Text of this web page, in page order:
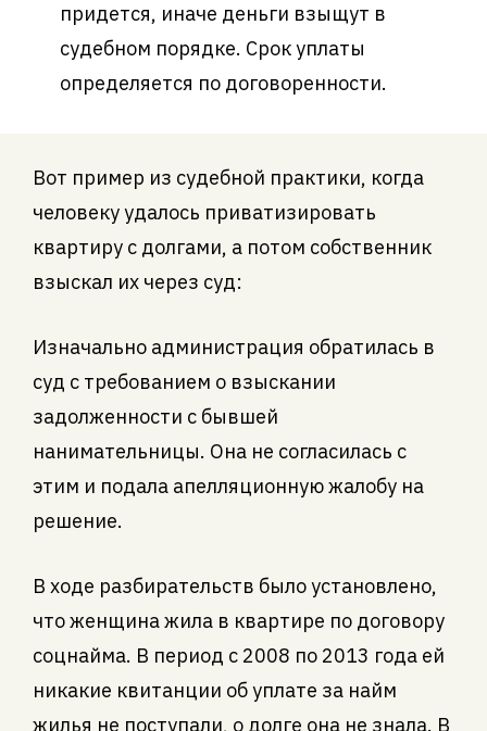
придется, иначе деньги взыщут в
судебном порядке. Срок уплаты
определяется по договоренности.
Вот пример из судебной практики, когда
человеку удалось приватизировать
квартиру с долгами, а потом собственник
взыскал их через суд:
Изначально администрация обратилась в
суд с требованием о взыскании
задолженности с бывшей
нанимательницы. Она не согласилась с
этим и подала апелляционную жалобу на
решение.
В ходе разбирательств было установлено,
что женщина жила в квартире по договору
соцнайма. В период с 2008 по 2013 года ей
никакие квитанции об уплате за найм
жилья не поступали, о долге она не знала. В